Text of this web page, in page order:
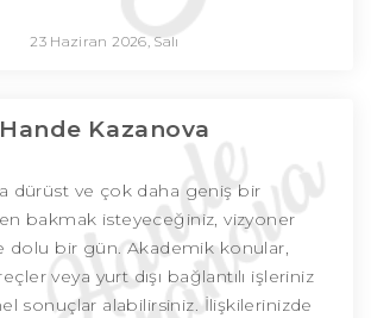
23 Haziran 2026, Salı
Hande Kazanova
dürüst ve çok daha geniş bir
bakmak isteyeceğiniz, vizyoner
dolu bir gün. Akademik konular,
veya yurt dışı bağlantılı işleriniz
sonuçlar alabilirsiniz. İlişkilerinizde